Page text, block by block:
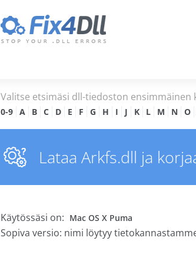
Valitse etsimäsi dll-tiedoston ensimmäinen
0-9 A B C D E F G H I J K L M N O
Lataa Arkfs.dll ja
Käytössäsi on: Mac OS X Puma
Sopiva versio: nimi löytyy